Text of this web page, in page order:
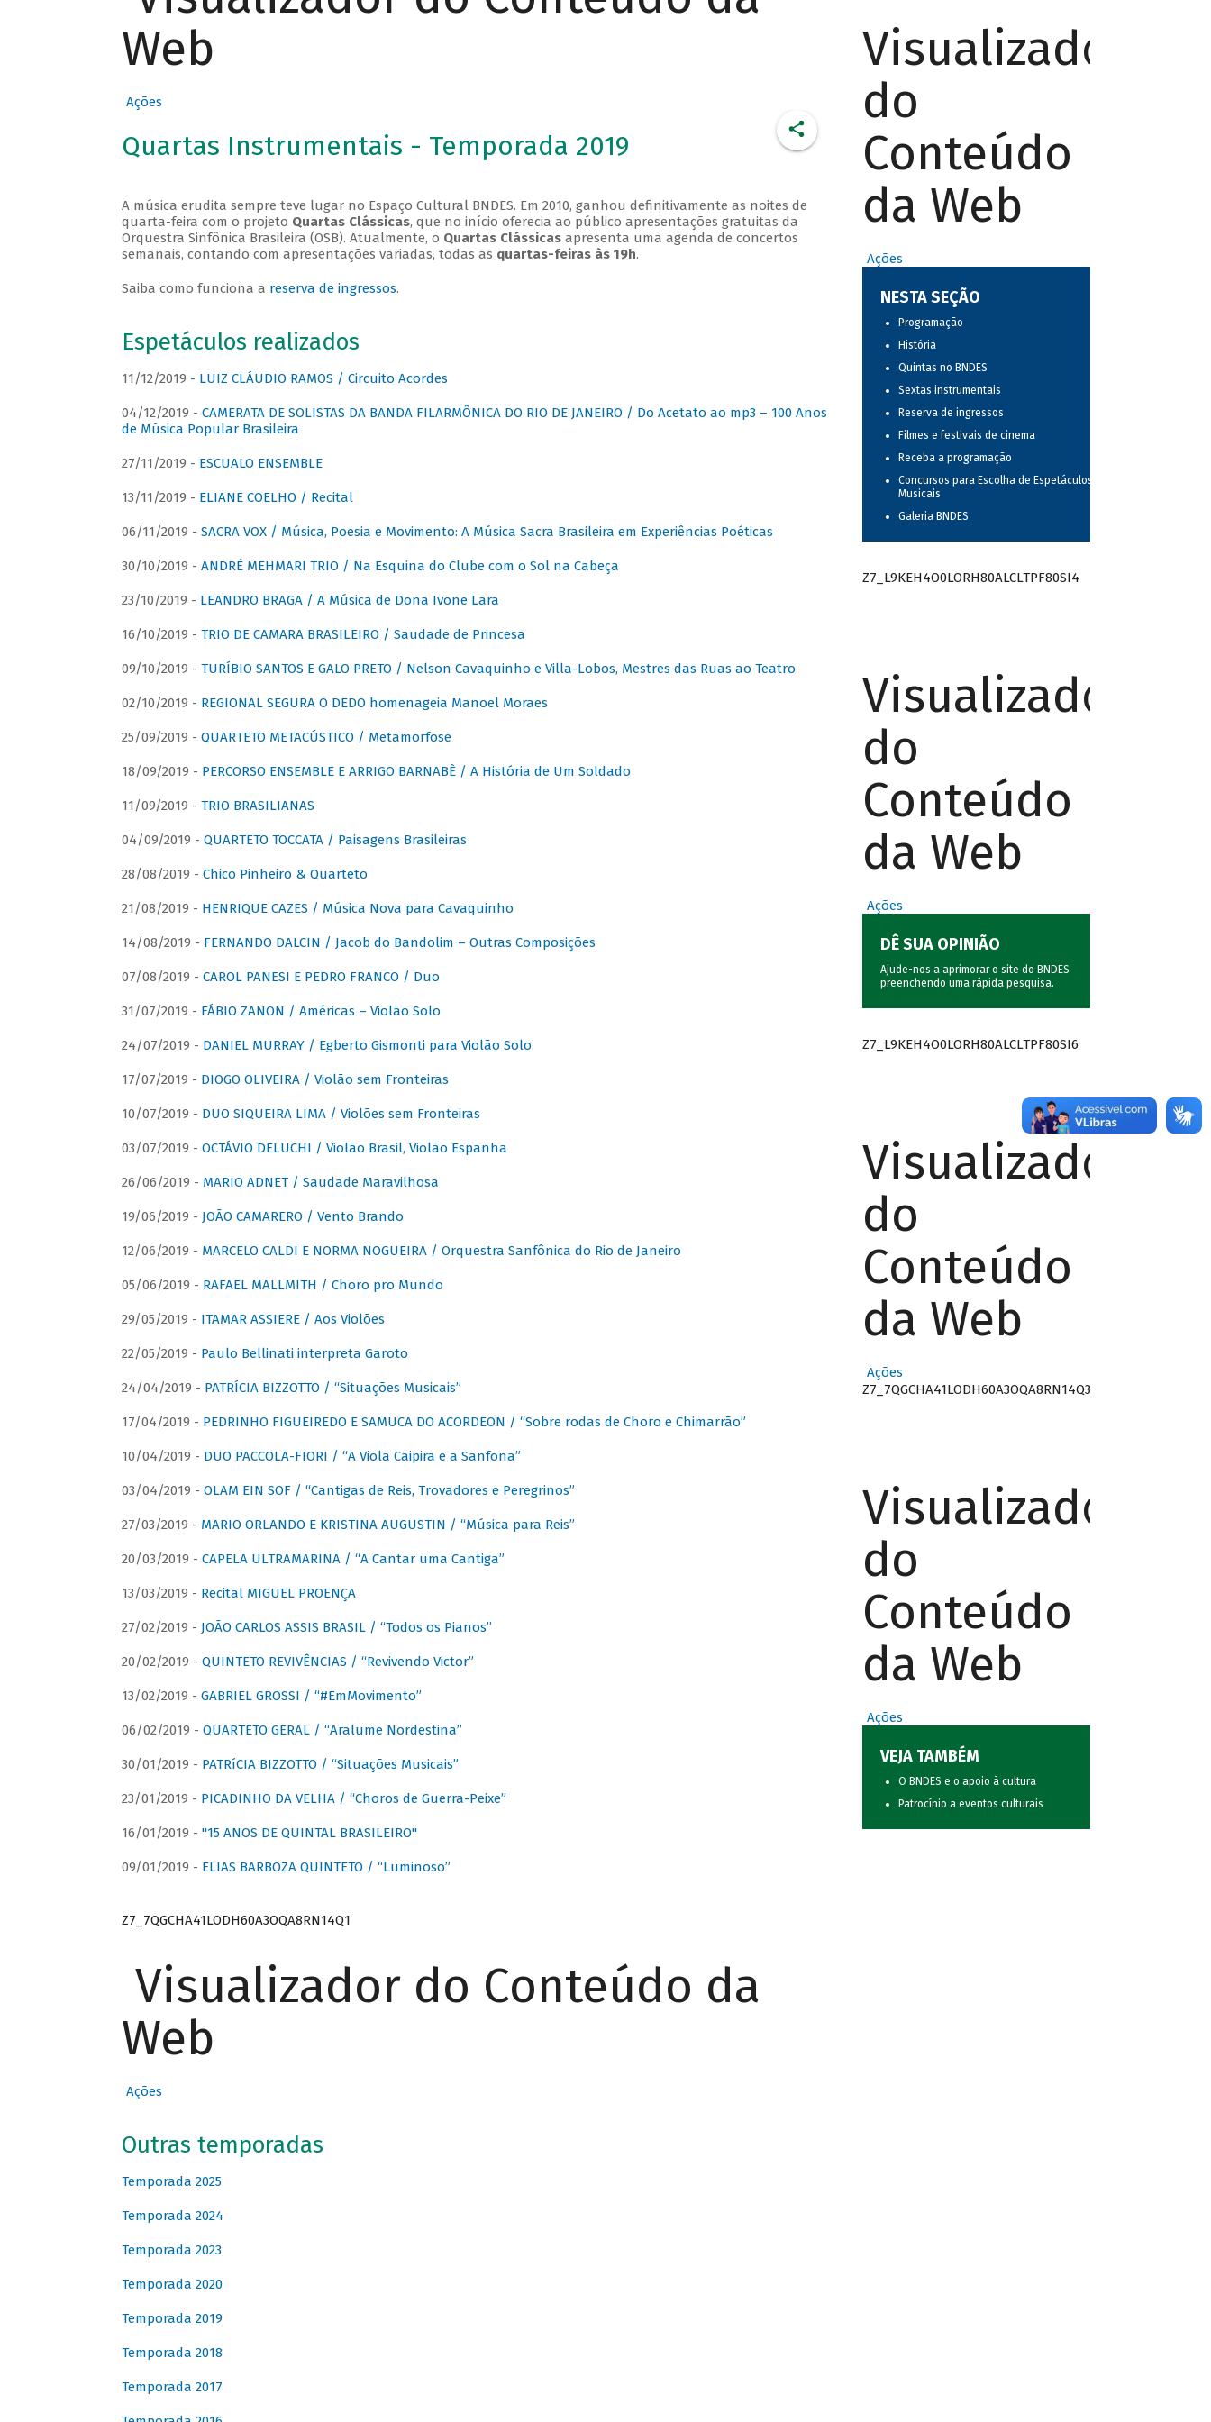
Web
Ações
Quartas Instrumentais - Temporada 2019
A música erudita sempre teve lugar no Espaço Cultural BNDES. Em 2010, ganhou definitivamente as noites de
quarta-feira com o projeto Quartas Clássicas, que no início oferecia ao público apresentações gratuitas da
Orquestra Sinfônica Brasileira (OSB). Atualmente, o Quartas Clássicasapresenta uma agenda de concertos
semanais, contando com apresentações variadas, todas as quartas-feiras às 19h.
Saiba como funciona a reserva de ingressos.
Espetáculos realizados
11/12/2019 - LUIZ CLÁUDIO RAMOS / Circuito Acordes
04/12/2019 - CAMERATA DE SOLISTAS DA BANDA FILARMÔNICA DO RIO DE JANEIRO / Do Acetato ao mp3 – 100 Anos
de Música Popular Brasileira
27/11/2019 - ESCUALO ENSEMBLE
13/11/2019 - ELIANE COELHO / Recital
06/11/2019 - SACRA VOX / Música, Poesia e Movimento: A Música Sacra Brasileira em Experiências Poéticas
30/10/2019 - ANDRÉ MEHMARI TRIO / Na Esquina do Clube com o Sol na Cabeça
23/10/2019 - LEANDRO BRAGA / A Música de Dona Ivone Lara
16/10/2019 - TRIO DE CAMARA BRASILEIRO / Saudade de Princesa
09/10/2019 - TURÍBIO SANTOS E GALO PRETO / Nelson Cavaquinho e Villa-Lobos, Mestres das Ruas ao Teatro
02/10/2019 - REGIONAL SEGURA O DEDO homenageia Manoel Moraes
25/09/2019 - QUARTETO METACÚSTICO / Metamorfose
18/09/2019 - PERCORSO ENSEMBLE E ARRIGO BARNABÈ / A História de Um Soldado
11/09/2019 - TRIO BRASILIANAS
04/09/2019 - QUARTETO TOCCATA / Paisagens Brasileiras
28/08/2019 - Chico Pinheiro & Quarteto
21/08/2019 - HENRIQUE CAZES / Música Nova para Cavaquinho
14/08/2019 - FERNANDO DALCIN / Jacob do Bandolim – Outras Composições
07/08/2019 - CAROL PANESI E PEDRO FRANCO / Duo
31/07/2019 - FÁBIO ZANON / Américas – Violão Solo
24/07/2019 - DANIEL MURRAY / Egberto Gismonti para Violão Solo
17/07/2019 - DIOGO OLIVEIRA / Violão sem Fronteiras
10/07/2019 - DUO SIQUEIRA LIMA / Violões sem Fronteiras
03/07/2019 - OCTÁVIO DELUCHI / Violão Brasil, Violão Espanha
26/06/2019 - MARIO ADNET / Saudade Maravilhosa
19/06/2019 - JOÃO CAMARERO / Vento Brando
12/06/2019 - MARCELO CALDI E NORMA NOGUEIRA / Orquestra Sanfônica do Rio de Janeiro
05/06/2019 - RAFAEL MALLMITH / Choro pro Mundo
29/05/2019 - ITAMAR ASSIERE / Aos Violões
22/05/2019 - Paulo Bellinati interpreta Garoto
24/04/2019 - PATRÍCIA BIZZOTTO / “Situações Musicais”
17/04/2019 - PEDRINHO FIGUEIREDO E SAMUCA DO ACORDEON / “Sobre rodas de Choro e Chimarrão”
10/04/2019 - DUO PACCOLA-FIORI / “A Viola Caipira e a Sanfona”
03/04/2019 - OLAM EIN SOF / “Cantigas de Reis, Trovadores e Peregrinos”
27/03/2019 - MARIO ORLANDO E KRISTINA AUGUSTIN / “Música para Reis”
20/03/2019 - CAPELA ULTRAMARINA / “A Cantar uma Cantiga”
13/03/2019 - Recital MIGUEL PROENÇA
27/02/2019 - JOÃO CARLOS ASSIS BRASIL / “Todos os Pianos”
20/02/2019 - QUINTETO REVIVÊNCIAS / “Revivendo Victor”
13/02/2019 - GABRIEL GROSSI / “#EmMovimento”
06/02/2019 - QUARTETO GERAL / “Aralume Nordestina”
30/01/2019 - PATRíCIA BIZZOTTO / “Situações Musicais”
23/01/2019 - PICADINHO DA VELHA / “Choros de Guerra-Peixe”
16/01/2019 - "15 ANOS DE QUINTAL BRASILEIRO"
09/01/2019 - ELIAS BARBOZA QUINTETO / “Luminoso”
Z7_7QGCHA41LODH60A3OQA8RN14Q1
Visualizador do Conteúdo da
Web
Ações
Outras temporadas
Temporada 2025
Temporada 2024
Temporada 2023
Temporada 2020
Temporada 2019
Temporada 2018
Temporada 2017
Visualizador
do
Conteúdo
da Web
Ações
NESTA SEÇÃO
Programação
História
Quintas no BNDES
Sextas instrumentais
Reserva de ingressos
Filmes e festivais de cinema
Receba a programação
Concursos para Escolha de Espetáculos
Musicais
Galeria BNDES
Z7_L9KEH4O0LORH80ALCLTPF80SI4
Visualizador
do
Conteúdo
da Web
Ações
DÊ SUA OPINIÃO
Ajude-nos a aprimorar o site do BNDES
preenchendo uma rápida pesquisa.
Z7_L9KEH4O0LORH80ALCLTPF80SI6
Visualizador
do
Conteúdo
da Web
Ações
Z7_7QGCHA41LODH60A3OQA8RN14Q3
Visualizador
do
Conteúdo
da Web
Ações
VEJA TAMBÉM
O BNDES e o apoio à cultura
Patrocínio a eventos culturais